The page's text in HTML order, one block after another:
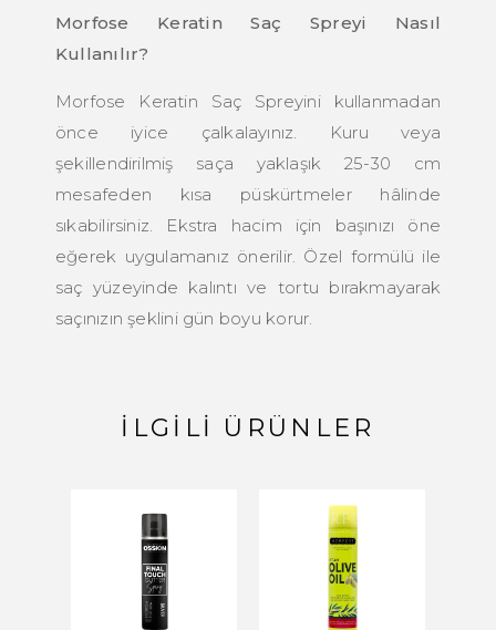
Morfose Keratin Saç Spreyi Nasıl
Kullanılır?
Morfose Keratin Saç Spreyini kullanmadan
önce iyice çalkalayınız. Kuru veya
şekillendirilmiş saça yaklaşık 25-30 cm
mesafeden kısa püskürtmeler hâlinde
sıkabilirsiniz. Ekstra hacim için başınızı öne
eğerek uygulamanız önerilir. Özel formülü ile
saç yüzeyinde kalıntı ve tortu bırakmayarak
saçınızın şeklini gün boyu korur.
İLGILI ÜRÜNLER